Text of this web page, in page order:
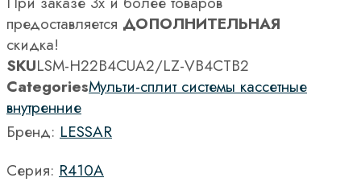
предоставляется ДОПОЛНИТЕЛЬНАЯ
скидка!
SKULSM-H22B4CUA2/LZ-VB4CТВ2
CategoriesМульти-сплит системы кассетные
внутренние
Бренд: LESSAR
Серия: R410A